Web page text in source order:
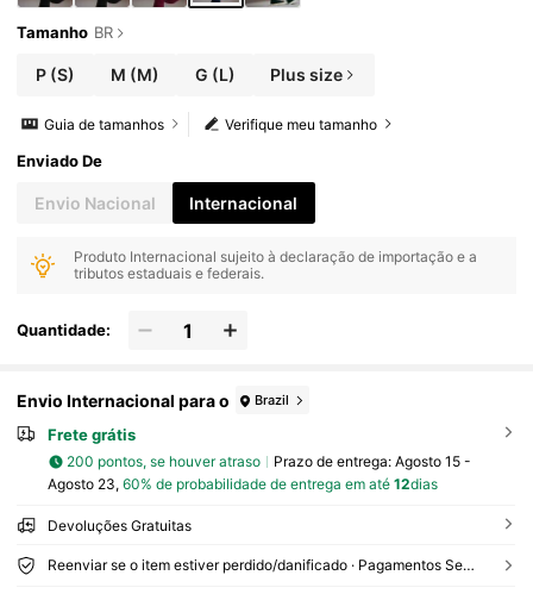
Tamanho BR
P (S) M (M) G (L) Plus size
Verifique meu tamanho
Guia de tamanhos
Enviado De
Envio Nacional Internacional
Produto Internacional sujeito à declaração de importação e a
tributos estaduais e federais.
Quantidade:
Envio Internacional para o Brazil
Frete grátis
200 pontos, se houver atraso Prazo de entrega: Agosto 15 -
Agosto 23, 60% de probabilidade de entrega em até 12dias
Devoluções Gratuitas
Reenviar se o item estiver perdido/danificado · Pagamentos Seguros · Proteção de privacidade